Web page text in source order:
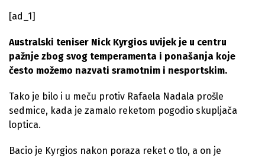
[ad_1]
Australski teniser Nick Kyrgios uvijek je u centru
pažnje zbog svog temperamenta i ponašanja koje
često možemo nazvati sramotnim i nesportskim.
Tako je bilo i u meču protiv Rafaela Nadala prošle
sedmice, kada je zamalo reketom pogodio skupljača
loptica.
Bacio je Kyrgios nakon poraza reket o tlo, a on je